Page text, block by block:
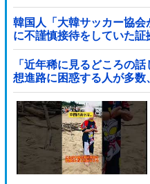
韓国人「大韓サッカー協
に不謹慎接待をしていた
に成っていた事が明らか
「近年稀に見るどころの
想進路に困惑する人が多
いんだけど……他